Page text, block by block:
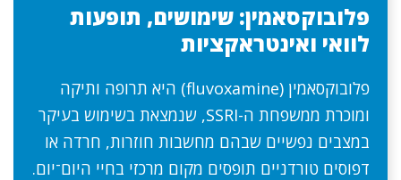
פלובוקסאמין: שימושים, תופעות
לוואי ואינטראקציות
פלובוקסאמין (fluvoxamine) היא תרופה ותיקה
ומוכרת ממשפחת ה-SSRI, שנמצאת בשימוש בעיקר
במצבים נפשיים שבהם מחשבות חוזרות, חרדה או
דפוסים טורדניים תופסים מקום מרכזי בחיי היום־יום.